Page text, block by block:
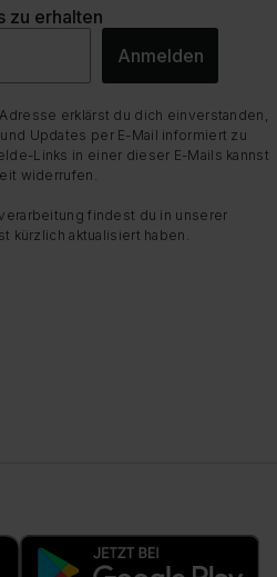
zu erhalten
Anmelden
erklärst du dich einverstanden,
Updates per E-Mail informiert zu
Links in einer dieser E-Mails kannst
widerrufen.
findest du in unserer
kürzlich aktualisiert haben.